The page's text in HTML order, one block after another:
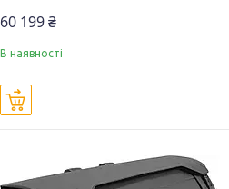
60 199 ₴
В наявності